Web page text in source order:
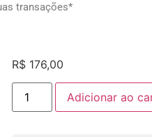
transações*
R$176,00
Adicionar ao